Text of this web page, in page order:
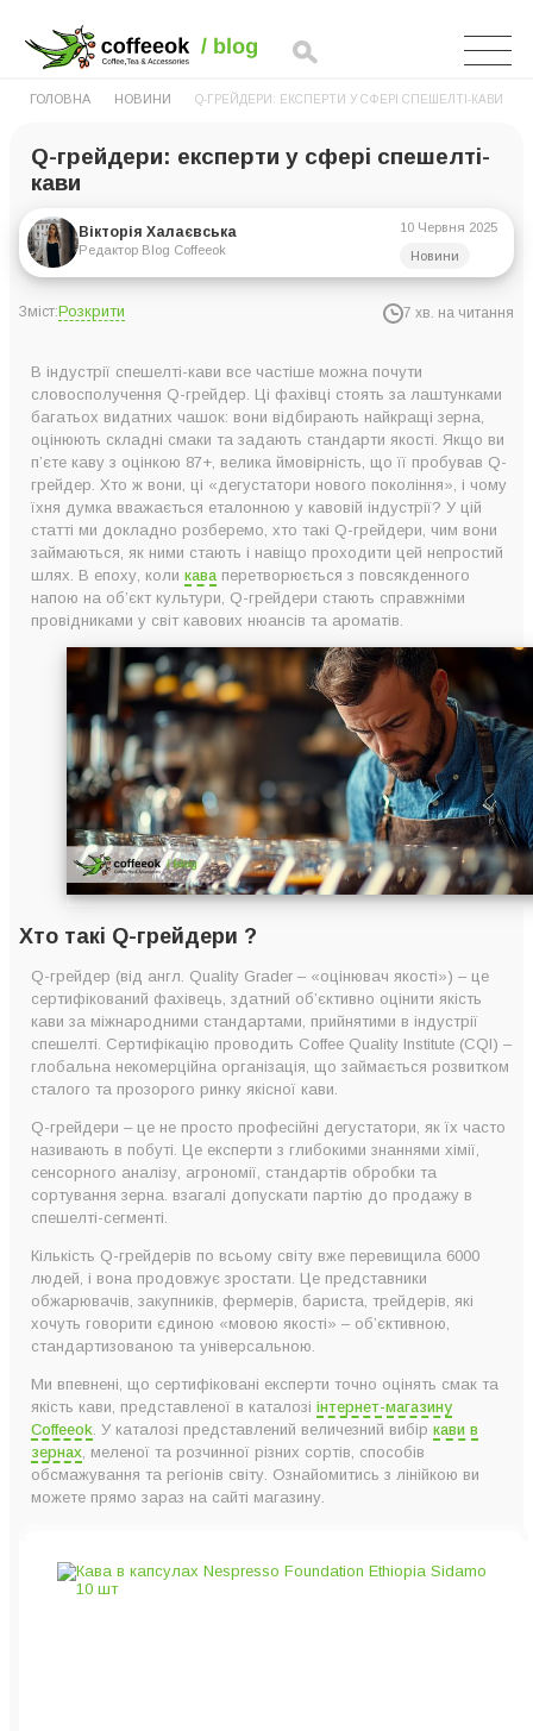
ГОЛОВНА НОВИНИ Q-ГРЕЙДЕРИ: ЕКСПЕРТИ У СФЕРІ СПЕШЕЛТІ-КАВИ
Q-грейдери: експерти у сфері спешелті-
кави
Вікторія Халаєвська
Редактор Blog Coffeeok
10 Червня 2025
Новини
Зміст:Розкрити 7 хв. на читання
Навички та основні сфери компетенції Q-грейдера
Як стати Q-грейдером?
Навіщо стають Q-грейдером ?
В індустрії спешелті-кави все частіше можна почути
словосполучення Q-грейдер. Ці фахівці стоять за лаштунками
багатьох видатних чашок: вони відбирають найкращі зерна,
оцінюють складні смаки та задають стандарти якості. Якщо ви
п’єте каву з оцінкою 87+, велика ймовірність, що її пробував Q-
грейдер. Хто ж вони, ці «дегустатори нового покоління», і чому
їхня думка вважається еталонною у кавовій індустрії? У цій
статті ми докладно розберемо, хто такі Q-грейдери, чим вони
займаються, як ними стають і навіщо проходити цей непростий
шлях. В епоху, коли кава перетворюється з повсякденного
напою на об’єкт культури, Q-грейдери стають справжніми
провідниками у світ кавових нюансів та ароматів.
Хто такі Q-грейдери ?
Q-грейдер (від англ. Quality Grader – «оцінювач якості») – це
сертифікований фахівець, здатний об’єктивно оцінити якість
кави за міжнародними стандартами, прийнятими в індустрії
спешелті. Сертифікацію проводить Coffee Quality Institute (CQI) –
глобальна некомерційна організація, що займається розвитком
сталого та прозорого ринку якісної кави.
Q-грейдери – це не просто професійні дегустатори, як їх часто
називають в побуті. Це експерти з глибокими знаннями хімії,
сенсорного аналізу, агрономії, стандартів обробки та
сортування зерна. взагалі допускати партію до продажу в
спешелті-сегменті.
Кількість Q-грейдерів по всьому світу вже перевищила 6000
людей, і вона продовжує зростати. Це представники
обжарювачів, закупників, фермерів, бариста, трейдерів, які
хочуть говорити єдиною «мовою якості» – об’єктивною,
стандартизованою та універсальною.
Ми впевнені, що сертифіковані експерти точно оцінять смак та
якість кави, представленої в каталозі інтернет-магазину
Coffeeok . У каталозі представлений величезний вибір кави в
зернах , меленої та розчинної різних сортів, способів
обсмажування та регіонів світу. Ознайомитись з лінійкою ви
можете прямо зараз на сайті магазину.